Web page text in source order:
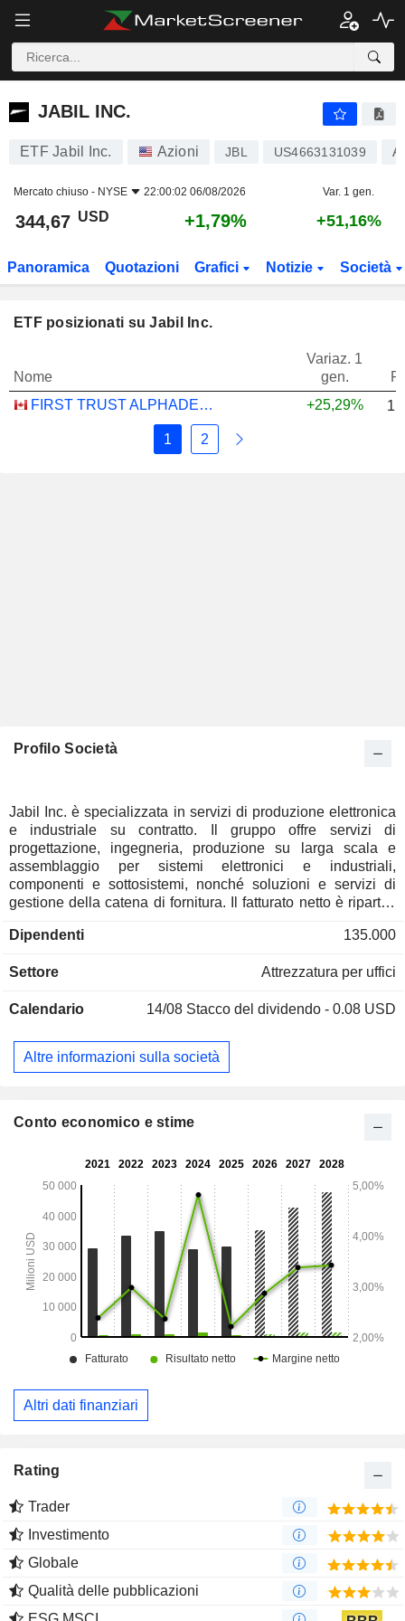
JABIL INC.
JABIL INC.
ETF Jabil Inc. Azioni JBL US4663131039
Mercato chiuso - NYSE 22:00:02 06/08/2026 Var. 1 gen.
344,67 USD +1,79% +51,16%
Panoramica Quotazioni Grafici Notizie Società
ETF posizionati su Jabil Inc.
Nome
Variaz. 1
gen.
FIRST TRUST ALPHADEX U.S. TECHNOLOGY SECTOR INDEX ETF - CAD HEDGED
+25,29%
1 2
Profilo Società
Jabil Inc. è specializzata in servizi di produzione elettronica
e industriale su contratto. Il gruppo offre servizi di
progettazione, ingegneria, produzione su larga scala e
assemblaggio per sistemi elettronici e industriali,
componenti e sottosistemi, nonché soluzioni e servizi di
gestione della catena di fornitura. Il fatturato netto è ripartito
intelligenti (41,3%): soluzioni integrate nei settori delle
reti e comunicazioni, ecc.; - Settori automobilistico, dei
rinnovabili (39,9%); - prodotti intelligenti connessi e
automazione domestica, soluzioni hardware e piattaforme
per oggetti connessi, commercio digitale e soluzioni di
Messico (19,1%), Cina (14,1%), Malesia (12,2%) e altri
Dipendenti 135.000
Settore Attrezzatura per uffici
Calendario 14/08 Stacco del dividendo - 0.08 USD
Altre informazioni sulla società
Conto economico e stime
Altri dati finanziari
Rating
Trader
Investimento
Globale
Qualità delle pubblicazioni